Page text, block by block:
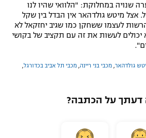
שנויה במחלוקת: "הלוואי שהיו לנו
אצל מיטש גולדהאר אין הבדל בין שקל
לעצמו ששחקן כמו שגיב יחזקאל לא
יכולים לעשות את זה עם תקציב של בקושי
גולדהאר, מכבי בני ריינה, מכבי תל אביב בכדורגל,
דעתך על הכתבה?